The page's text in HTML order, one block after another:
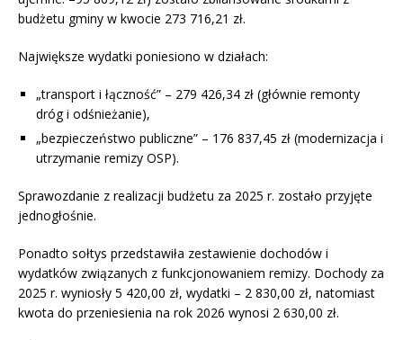
budżetu gminy w kwocie 273 716,21 zł.
Największe wydatki poniesiono w działach:
„transport i łączność” – 279 426,34 zł (głównie remonty
dróg i odśnieżanie),
„bezpieczeństwo publiczne” – 176 837,45 zł (modernizacja i
utrzymanie remizy OSP).
Sprawozdanie z realizacji budżetu za 2025 r. zostało przyjęte
jednogłośnie.
Ponadto sołtys przedstawiła zestawienie dochodów i
wydatków związanych z funkcjonowaniem remizy. Dochody za
2025 r. wyniosły 5 420,00 zł, wydatki – 2 830,00 zł, natomiast
kwota do przeniesienia na rok 2026 wynosi 2 630,00 zł.